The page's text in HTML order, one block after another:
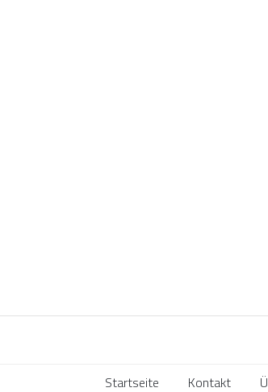
Startseite Kontakt